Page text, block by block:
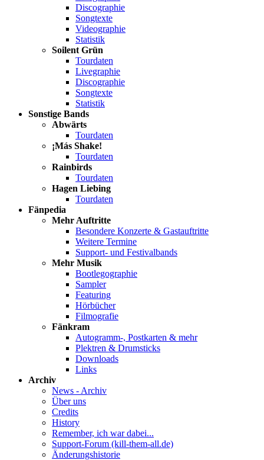
Discographie
Songtexte
Videographie
Statistik
Soilent Grün
Tourdaten
Livegraphie
Discographie
Songtexte
Statistik
Sonstige Bands
Abwärts
Tourdaten
¡Más Shake!
Tourdaten
Rainbirds
Tourdaten
Hagen Liebing
Tourdaten
Fänpedia
Mehr Auftritte
Besondere Konzerte & Gastauftritte
Weitere Termine
Support- und Festivalbands
Mehr Musik
Bootlegographie
Sampler
Featuring
Hörbücher
Filmografie
Fänkram
Autogramm-, Postkarten & mehr
Plektren & Drumsticks
Downloads
Links
Archiv
News - Archiv
Über uns
Credits
History
Remember, ich war dabei...
Support-Forum (kill-them-all.de)
Änderungshistorie